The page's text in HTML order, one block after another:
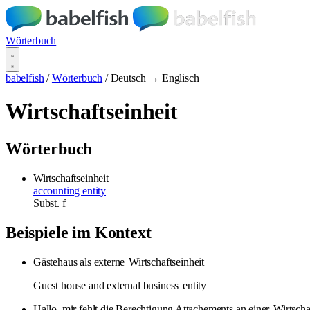
Wörterbuch
babelfish / Wörterbuch / Deutsch → Englisch
Wirtschaftseinheit
Wörterbuch
Wirtschaftseinheit
accounting entity
Subst. f
Beispiele im Kontext
Gästehaus als externe Wirtschaftseinheit
Guest house and external business entity